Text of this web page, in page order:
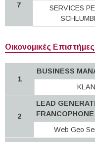
7
SERVICES
Οικονομικές
1
BUSINESS
2
LEAD
Web Geo